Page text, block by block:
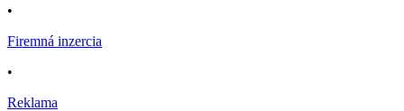
•
Firemná inzercia
•
Reklama